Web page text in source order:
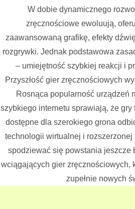
W dobie dynamicznego
zręcznościowe ewoluują,
zaawansowaną grafikę, efekty
rozgrywki. Jednak podstawowa
– umiejętność szybkiej reakcji i
Przyszłość gier zręcznościowych
Rosnąca popularność urządzeń
szybkiego internetu sprawiają, że gry
dostępne dla szerokiego grona
technologii wirtualnej i rozszerzonej
spodziewać się powstania jeszcze
wciągających gier zręcznościowych,
zupełnie nowych